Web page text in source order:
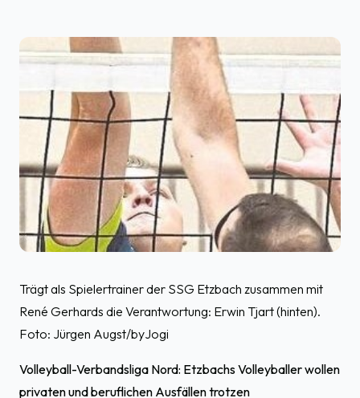
Trägt als Spielertrainer der SSG Etzbach zusammen mit
René Gerhards die Verantwortung: Erwin Tjart (hinten).
Foto: Jürgen Augst/byJogi
Volleyball-Verbandsliga Nord: Etzbachs Volleyballer wollen
privaten und beruflichen Ausfällen trotzen